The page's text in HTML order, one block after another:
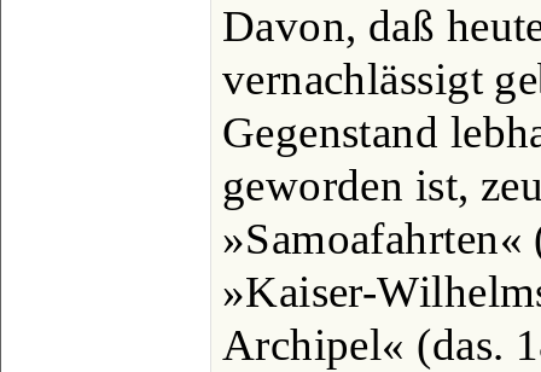
Davon, daß
vernachlässigt
Gegenstand
geworden ist,
»Kaiser-
Archipel« (das.